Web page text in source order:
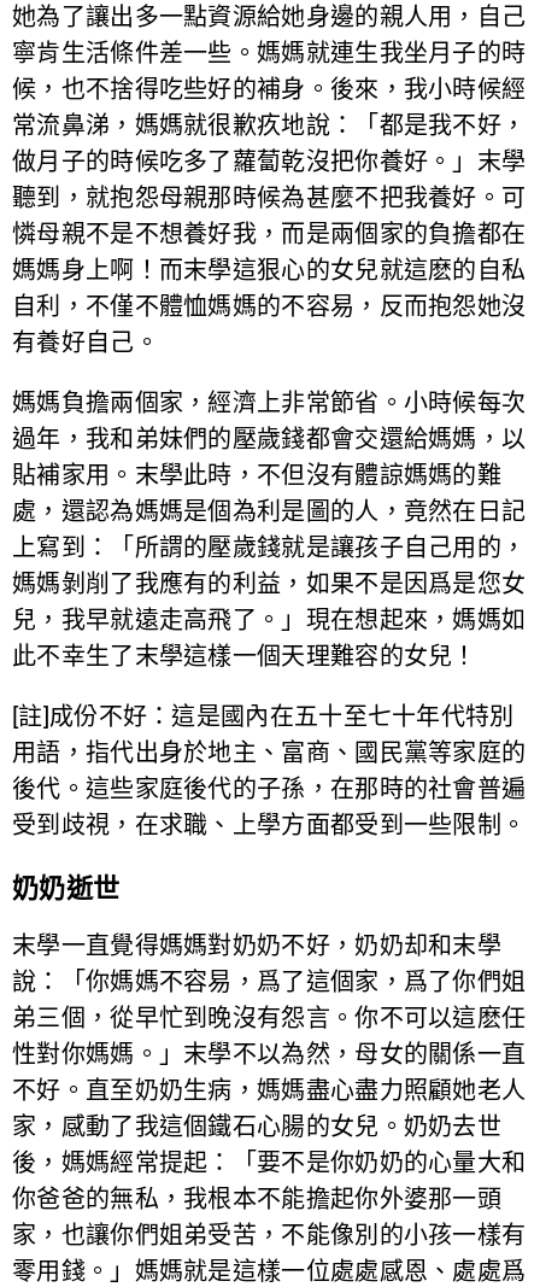
她為了讓出多一點資源給她身邊的親人用，自己
寧肯生活條件差一些。媽媽就連生我坐月子的時
候，也不捨得吃些好的補身。後來，我小時候經
常流鼻涕，媽媽就很歉疚地說：「都是我不好，
做月子的時候吃多了蘿蔔乾沒把你養好。」末學
聽到，就抱怨母親那時候為甚麼不把我養好。可
憐母親不是不想養好我，而是兩個家的負擔都在
媽媽身上啊！而末學這狠心的女兒就這麽的自私
自利，不僅不體恤媽媽的不容易，反而抱怨她沒
有養好自己。
媽媽負擔兩個家，經濟上非常節省。小時候每次
過年，我和弟妹們的壓歲錢都會交還給媽媽，以
貼補家用。末學此時，不但沒有體諒媽媽的難
處，還認為媽媽是個為利是圖的人，竟然在日記
上寫到：「所謂的壓歲錢就是讓孩子自己用的，
媽媽剝削了我應有的利益，如果不是因爲是您女
兒，我早就遠走高飛了。」現在想起來，媽媽如
此不幸生了末學這樣一個天理難容的女兒！
[註]成份不好：這是國內在五十至七十年代特別
用語，指代出身於地主、富商、國民黨等家庭的
後代。這些家庭後代的子孫，在那時的社會普遍
受到歧視，在求職、上學方面都受到一些限制。
奶奶逝世
末學一直覺得媽媽對奶奶不好，奶奶却和末學
說：「你媽媽不容易，爲了這個家，爲了你們姐
弟三個，從早忙到晚沒有怨言。你不可以這麽任
性對你媽媽。」末學不以為然，母女的關係一直
不好。直至奶奶生病，媽媽盡心盡力照顧她老人
家，感動了我這個鐵石心腸的女兒。奶奶去世
後，媽媽經常提起：「要不是你奶奶的心量大和
你爸爸的無私，我根本不能擔起你外婆那一頭
家，也讓你們姐弟受苦，不能像別的小孩一樣有
零用錢。」媽媽就是這樣一位處處感恩、處處爲